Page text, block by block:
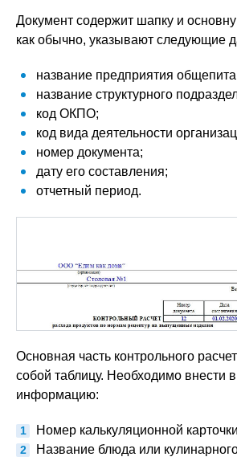
Документ содержит шапку и
как обычно, указывают следующие
название предприятия
название структурного
код ОКПО;
код вида деятельности
номер документа;
дату его составления;
отчетный период.
Основная часть контрольного
собой таблицу. Необходимо внести
информацию:
Номер калькуляционной
Название блюда или